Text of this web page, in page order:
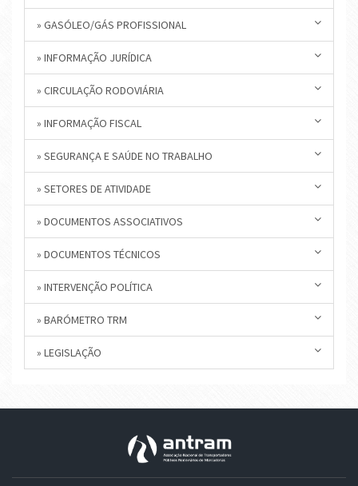
» GASÓLEO/GÁS PROFISSIONAL
» INFORMAÇÃO JURÍDICA
» CIRCULAÇÃO RODOVIÁRIA
» INFORMAÇÃO FISCAL
» SEGURANÇA E SAÚDE NO TRABALHO
» SETORES DE ATIVIDADE
» DOCUMENTOS ASSOCIATIVOS
» DOCUMENTOS TÉCNICOS
» INTERVENÇÃO POLÍTICA
» BARÓMETRO TRM
» LEGISLAÇÃO